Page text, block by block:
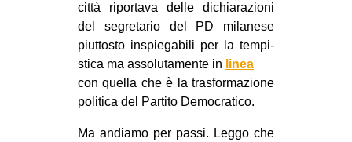
REPRESSIONE
STUDENTI
CULTURE
ARTE
città ripor­tava delle dichia­ra­zioni
del segre­ta­rio del PD mila­nese
piut­to­sto inspie­ga­bili per la tem­pi­
stica ma asso­lu­ta­mente in linea
con quella che è la tra­sfor­ma­zione
poli­tica del Par­tito Democratico.
Ma andiamo per passi. Leggo che